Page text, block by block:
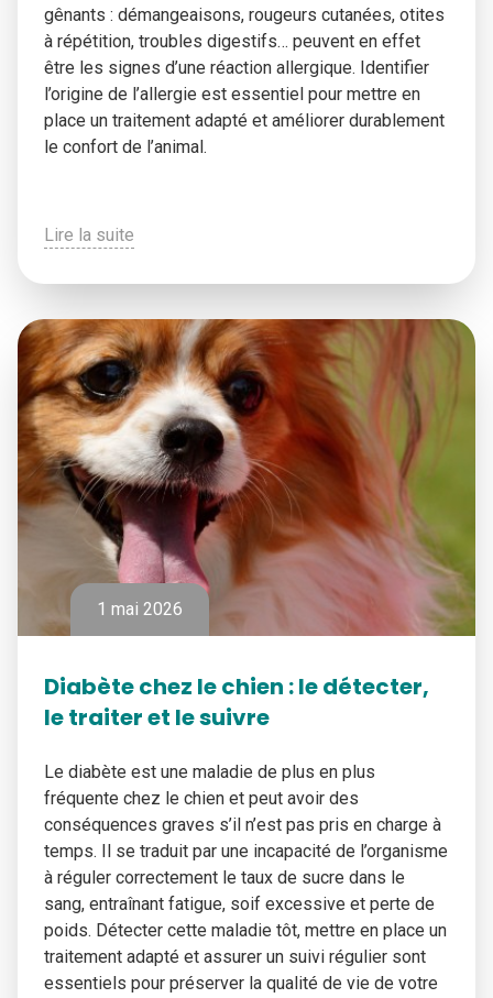
gênants : démangeaisons, rougeurs cutanées, otites
à répétition, troubles digestifs… peuvent en effet
être les signes d’une réaction allergique. Identifier
l’origine de l’allergie est essentiel pour mettre en
place un traitement adapté et améliorer durablement
le confort de l’animal.
Lire la suite
1 mai 2026
Diabète chez le chien : le détecter,
le traiter et le suivre
Le diabète est une maladie de plus en plus
fréquente chez le chien et peut avoir des
conséquences graves s’il n’est pas pris en charge à
temps. Il se traduit par une incapacité de l’organisme
à réguler correctement le taux de sucre dans le
sang, entraînant fatigue, soif excessive et perte de
poids. Détecter cette maladie tôt, mettre en place un
traitement adapté et assurer un suivi régulier sont
essentiels pour préserver la qualité de vie de votre